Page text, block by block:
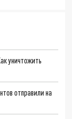
уничтожить
отправили на